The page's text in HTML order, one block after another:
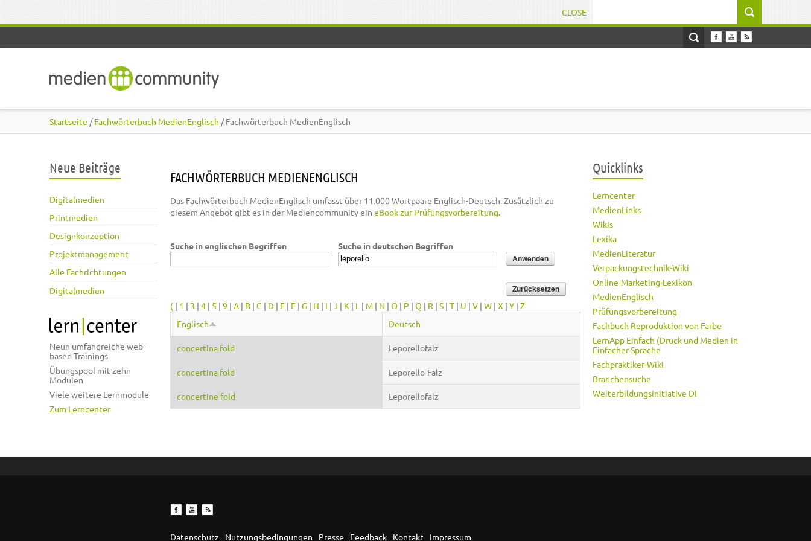
CLOSE
Startseite /Fachwörterbuch MedienEnglisch / Fachwörterbuch MedienEnglisch
Neue Beiträge
Digitalmedien
Printmedien
Designkonzeption
Projektmanagement
Alle Fachrichtungen
Digitalmedien
Neun umfangreiche web-
based Trainings
Übungspool mit zehn
Modulen
Viele weitere Lernmodule
Zum Lerncenter
FACHWÖRTERBUCH MEDIENENGLISCH
Das Fachwörterbuch MedienEnglisch umfasst über 11.000 Wortpaare Englisch-Deutsch. Zusätzlich zu
diesem Angebot gibt es in der Mediencommunity ein eBook zur Prüfungsvorbereitung.
Suche in englischen Begriffen Suche in deutschen Begriffen
( | 1 | 3 | 4 | 5 | 9 | A | B | C | D | E | F | G | H | I | J | K | L | M | N | O | P | Q | R | S | T | U | V | W | X | Y | Z
Englisch
Deutsch
concertina fold Leporellofalz
concertina fold Leporello-Falz
concertine fold Leporellofalz
Quicklinks
Lerncenter
MedienLinks
Wikis
Lexika
MedienLiteratur
Verpackungstechnik-Wiki
Online-Marketing-Lexikon
MedienEnglisch
Prüfungsvorbereitung
Fachbuch Reproduktion von Farbe
LernApp Einfach (Druck und Medien in
Einfacher Sprache
Fachpraktiker-Wiki
Branchensuche
Weiterbildungsinitiative DI
Datenschutz Nutzungsbedingungen Presse Feedback Kontakt Impressum